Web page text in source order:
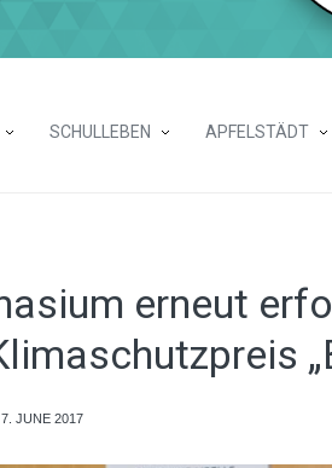
SCHULLEBEN APFELSTÄDT
erneut
JUNE 2017